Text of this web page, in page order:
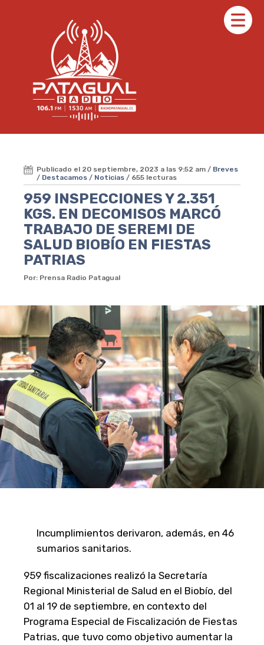
Publicado el 20 septiembre, 2023 a las 9:52 am / Breves
/ Destacamos / Noticias / 655 lecturas
959 INSPECCIONES Y 2.351
KGS. EN DECOMISOS MARCÓ
TRABAJO DE SEREMI DE
SALUD BIOBÍO EN FIESTAS
PATRIAS
Por: Prensa Radio Patagual
Incumplimientos derivaron, además, en 46
sumarios sanitarios.
959 fiscalizaciones realizó la Secretaría
Regional Ministerial de Salud en el Biobío, del
01 al 19 de septiembre, en contexto del
Programa Especial de Fiscalización de Fiestas
Patrias, que tuvo como objetivo aumentar la